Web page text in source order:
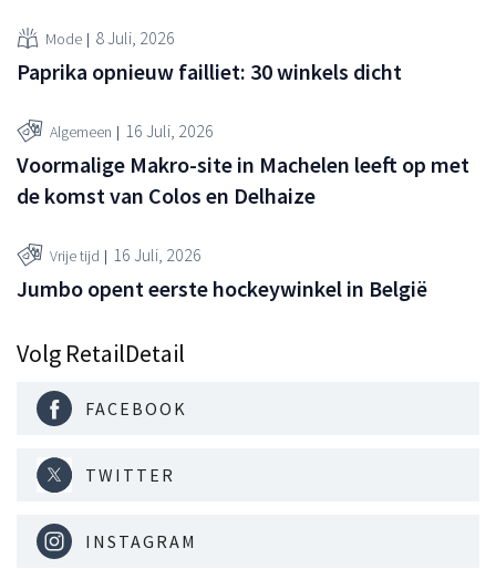
Mode 8 Juli, 2026
Paprika opnieuw failliet: 30 winkels dicht
Algemeen 16 Juli, 2026
Voormalige Makro-site in Machelen leeft op met
de komst van Colos en Delhaize
Vrije tijd 16 Juli, 2026
Jumbo opent eerste hockeywinkel in België
Volg RetailDetail
FACEBOOK
TWITTER
INSTAGRAM